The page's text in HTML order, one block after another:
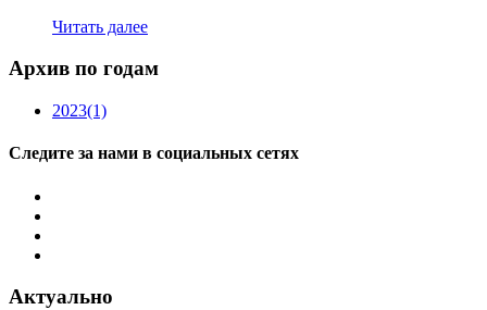
Читать далее
Архив по годам
2023(1)
Следите за нами в социальных сетях
Актуально